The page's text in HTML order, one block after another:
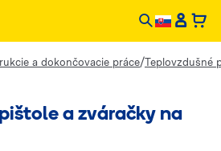
a dokončovacie práce/Teplovzdušné
a zváračky na